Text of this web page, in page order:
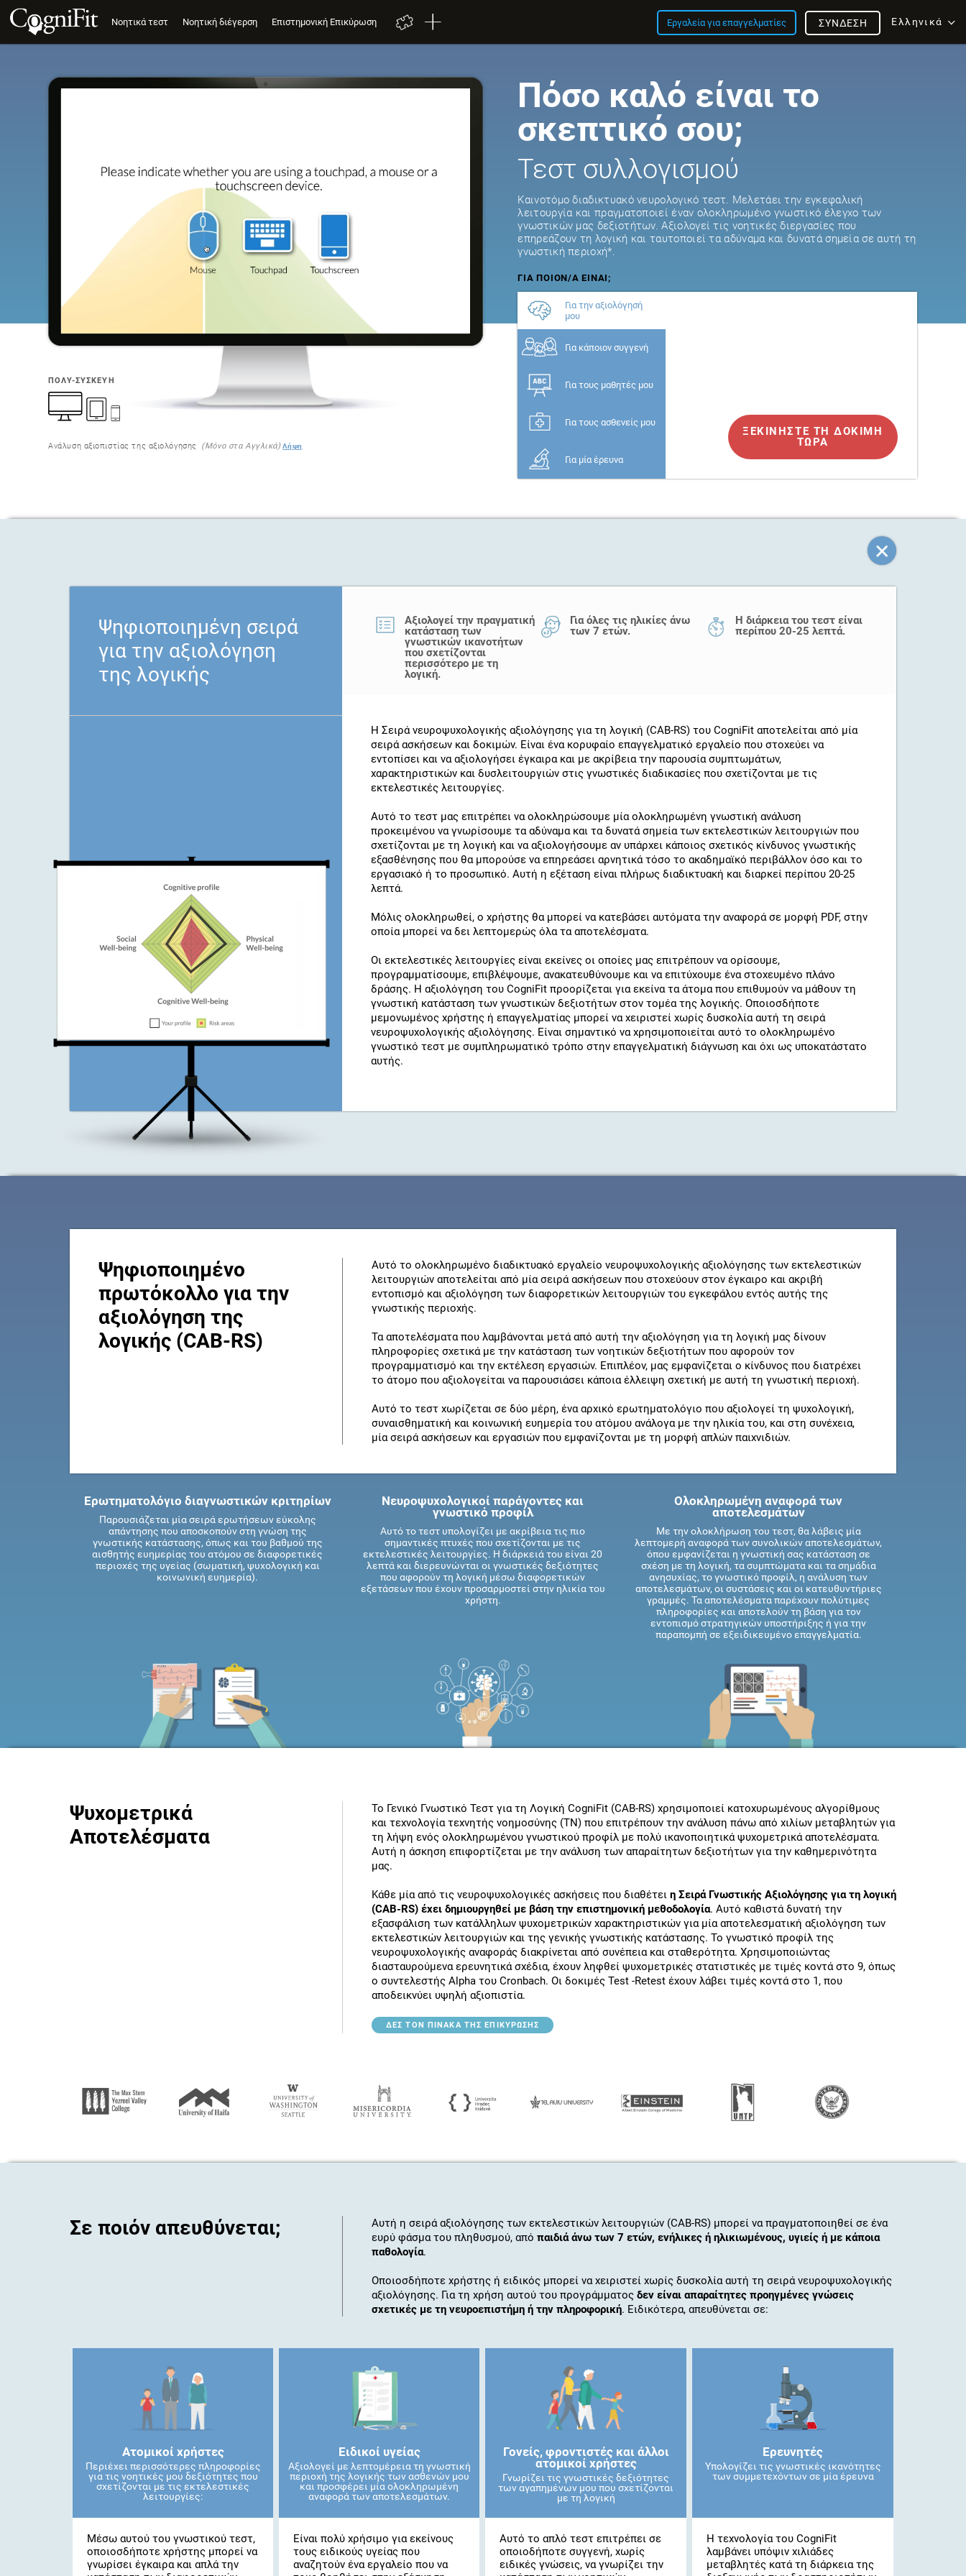
Νοητικά τεστ Νοητική διέγερση Επιστημονική Επικύρωση Εργαλεία για επαγγελματίες Ελληνικά
ΣΎΝΔΕΣΗ
ΠΟΛΥ-ΣΥΣΚΕΥΉ
Ανάλυση αξιοπιστίας της αξιολόγησης (Μόνο στα Αγγλικά) Λήψη
Πόσο καλό είναι το
σκεπτικό σου;
Τεστ συλλογισμού
Καινοτόμο διαδικτυακό νευρολογικό τεστ. Μελετάει την εγκεφαλική
λειτουργία και πραγματοποιεί έναν ολοκληρωμένο γνωστικό έλεγχο των
γνωστικών μας δεξιοτήτων. Αξιολογεί τις νοητικές διεργασίες που
επηρεάζουν τη λογική και ταυτοποιεί τα αδύναμα και δυνατά σημεία σε αυτή τη
γνωστική περιοχή*.
ΓΙΑ ΠΟΙΌΝ/Α ΕΊΝΑΙ;
Για την αξιολόγησή
μου
Για κάποιον συγγενή
Για τους μαθητές μου
Για τους ασθενείς μου
Για μία έρευνα
ΞΕΚΙΝΉΣΤΕ ΤΗ ΔΟΚΙΜΉ
ΤΏΡΑ
Ψηφιοποιημένη σειρά
για την αξιολόγηση
της λογικής
Αξιολογεί την πραγματική
κατάσταση των
γνωστικών ικανοτήτων
που σχετίζονται
περισσότερο με τη
λογική.
Για όλες τις ηλικίες άνω
των 7 ετών.
Η διάρκεια του τεστ είναι
περίπου 20-25 λεπτά.
Η Σειρά νευροψυχολογικής αξιολόγησης για τη λογική (CAB-RS) του CogniFit αποτελείται από μία
σειρά ασκήσεων και δοκιμών. Είναι ένα κορυφαίο επαγγελματικό εργαλείο που στοχεύει να
εντοπίσει και να αξιολογήσει έγκαιρα και με ακρίβεια την παρουσία συμπτωμάτων,
χαρακτηριστικών και δυσλειτουργιών στις γνωστικές διαδικασίες που σχετίζονται με τις
εκτελεστικές λειτουργίες.
Αυτό το τεστ μας επιτρέπει να ολοκληρώσουμε μία ολοκληρωμένη γνωστική ανάλυση
προκειμένου να γνωρίσουμε τα αδύναμα και τα δυνατά σημεία των εκτελεστικών λειτουργιών που
σχετίζονται με τη λογική και να αξιολογήσουμε αν υπάρχει κάποιος σχετικός κίνδυνος γνωστικής
εξασθένησης που θα μπορούσε να επηρεάσει αρνητικά τόσο το ακαδημαϊκό περιβάλλον όσο και το
εργασιακό ή το προσωπικό. Αυτή η εξέταση είναι πλήρως διαδικτυακή και διαρκεί περίπου 20-25
λεπτά.
Μόλις ολοκληρωθεί, ο χρήστης θα μπορεί να κατεβάσει αυτόματα την αναφορά σε μορφή PDF, στην
οποία μπορεί να δει λεπτομερώς όλα τα αποτελέσματα.
Οι εκτελεστικές λειτουργίες είναι εκείνες οι οποίες μας επιτρέπουν να ορίσουμε,
προγραμματίσουμε, επιβλέψουμε, ανακατευθύνουμε και να επιτύχουμε ένα στοχευμένο πλάνο
δράσης. Η αξιολόγηση του CogniFit προορίζεται για εκείνα τα άτομα που επιθυμούν να μάθουν τη
γνωστική κατάσταση των γνωστικών δεξιοτήτων στον τομέα της λογικής. Οποιοσδήποτε
μεμονωμένος χρήστης ή επαγγελματίας μπορεί να χειριστεί χωρίς δυσκολία αυτή τη σειρά
νευροψυχολογικής αξιολόγησης. Είναι σημαντικό να χρησιμοποιείται αυτό το ολοκληρωμένο
γνωστικό τεστ με συμπληρωματικό τρόπο στην επαγγελματική διάγνωση και όχι ως υποκατάστατο
αυτής.
Ψηφιοποιημένο
πρωτόκολλο για την
αξιολόγηση της
λογικής (CAB-RS)
Αυτό το ολοκληρωμένο διαδικτυακό εργαλείο νευροψυχολογικής αξιολόγησης των εκτελεστικών
λειτουργιών αποτελείται από μία σειρά ασκήσεων που στοχεύουν στον έγκαιρο και ακριβή
εντοπισμό και αξιολόγηση των διαφορετικών λειτουργιών του εγκεφάλου εντός αυτής της
γνωστικής περιοχής.
Τα αποτελέσματα που λαμβάνονται μετά από αυτή την αξιολόγηση για τη λογική μας δίνουν
πληροφορίες σχετικά με την κατάσταση των νοητικών δεξιοτήτων που αφορούν τον
προγραμματισμό και την εκτέλεση εργασιών. Επιπλέον, μας εμφανίζεται ο κίνδυνος που διατρέχει
το άτομο που αξιολογείται να παρουσιάσει κάποια έλλειψη σχετική με αυτή τη γνωστική περιοχή.
Αυτό το τεστ χωρίζεται σε δύο μέρη, ένα αρχικό ερωτηματολόγιο που αξιολογεί τη ψυχολογική,
συναισθηματική και κοινωνική ευημερία του ατόμου ανάλογα με την ηλικία του, και στη συνέχεια,
μία σειρά ασκήσεων και εργασιών που εμφανίζονται με τη μορφή απλών παιχνιδιών.
Ερωτηματολόγιο διαγνωστικών κριτηρίων
Παρουσιάζεται μία σειρά ερωτήσεων εύκολης
απάντησης που αποσκοπούν στη γνώση της
γνωστικής κατάστασης, όπως και του βαθμού της
αισθητής ευημερίας του ατόμου σε διαφορετικές
περιοχές της υγείας (σωματική, ψυχολογική και
κοινωνική ευημερία).
Νευροψυχολογικοί παράγοντες και
γνωστικό προφίλ
Αυτό το τεστ υπολογίζει με ακρίβεια τις πιο
σημαντικές πτυχές που σχετίζονται με τις
εκτελεστικές λειτουργίες. Η διάρκειά του είναι 20
λεπτά και διερευνώνται οι γνωστικές δεξιότητες
που αφορούν τη λογική μέσω διαφορετικών
εξετάσεων που έχουν προσαρμοστεί στην ηλικία του
χρήστη.
Ολοκληρωμένη αναφορά των
αποτελεσμάτων
Με την ολοκλήρωση του τεστ, θα λάβεις μία
λεπτομερή αναφορά των συνολικών αποτελεσμάτων,
όπου εμφανίζεται η γνωστική σας κατάσταση σε
σχέση με τη λογική, τα συμπτώματα και τα σημάδια
ανησυχίας, το γνωστικό προφίλ, η ανάλυση των
αποτελεσμάτων, οι συστάσεις και οι κατευθυντήριες
γραμμές. Τα αποτελέσματα παρέχουν πολύτιμες
πληροφορίες και αποτελούν τη βάση για τον
εντοπισμό στρατηγικών υποστήριξης ή για την
παραπομπή σε εξειδικευμένο επαγγελματία.
Ψυχομετρικά
Αποτελέσματα
Το Γενικό Γνωστικό Τεστ για τη Λογική CogniFit (CAB-RS) χρησιμοποιεί κατοχυρωμένους αλγορίθμους
και τεχνολογία τεχνητής νοημοσύνης (ΤΝ) που επιτρέπουν την ανάλυση πάνω από χιλίων μεταβλητών για
τη λήψη ενός ολοκληρωμένου γνωστικού προφίλ με πολύ ικανοποιητικά ψυχομετρικά αποτελέσματα.
Αυτή η άσκηση επιφορτίζεται με την ανάλυση των απαραίτητων δεξιοτήτων για την καθημερινότητα
μας.
Κάθε μία από τις νευροψυχολογικές ασκήσεις που διαθέτει η Σειρά Γνωστικής Αξιολόγησης για τη λογική
(CAB-RS) έχει δημιουργηθεί με βάση την επιστημονική μεθοδολογία. Αυτό καθιστά δυνατή την
εξασφάλιση των κατάλληλων ψυχομετρικών χαρακτηριστικών για μία αποτελεσματική αξιολόγηση των
εκτελεστικών λειτουργιών και της γενικής γνωστικής κατάστασης. Το γνωστικό προφίλ της
νευροψυχολογικής αναφοράς διακρίνεται από συνέπεια και σταθερότητα. Χρησιμοποιώντας
διασταυρούμενα ερευνητικά σχέδια, έχουν ληφθεί ψυχομετρικές στατιστικές με τιμές κοντά στο 9, όπως
ο συντελεστής Alpha του Cronbach. Οι δοκιμές Test -Retest έχουν λάβει τιμές κοντά στο 1, που
αποδεικνύει υψηλή αξιοπιστία.
ΔΕΣ ΤΟΝ ΠΊΝΑΚΑ ΤΗΣ ΕΠΙΚΎΡΩΣΗΣ
Σε ποιόν απευθύνεται;
Αυτή η σειρά αξιολόγησης των εκτελεστικών λειτουργιών (CAB-RS) μπορεί να πραγματοποιηθεί σε ένα
ευρύ φάσμα του πληθυσμού, από παιδιά άνω των 7 ετών, ενήλικες ή ηλικιωμένους, υγιείς ή με κάποια
παθολογία.
Οποιοσδήποτε χρήστης ή ειδικός μπορεί να χειριστεί χωρίς δυσκολία αυτή τη σειρά νευροψυχολογικής
αξιολόγησης. Για τη χρήση αυτού του προγράμματος δεν είναι απαραίτητες προηγμένες γνώσεις
σχετικές με τη νευροεπιστήμη ή την πληροφορική. Ειδικότερα, απευθύνεται σε:
Ατομικοί χρήστες
Περιέχει περισσότερες πληροφορίες
για τις νοητικές μου δεξιότητες που
σχετίζονται με τις εκτελεστικές
λειτουργίες:
Μέσω αυτού του γνωστικού τεστ,
οποιοσδήποτε χρήστης μπορεί να
γνωρίσει έγκαιρα και απλά την
Ειδικοί υγείας
Αξιολογεί με λεπτομέρεια τη γνωστική
περιοχή της λογικής των ασθενών μου
και προσφέρει μία ολοκληρωμένη
αναφορά των αποτελεσμάτων.
Είναι πολύ χρήσιμο για εκείνους
τους ειδικούς υγείας που
αναζητούν ένα εργαλείο που να
Γονείς, φροντιστές και άλλοι
ατομικοί χρήστες
Γνωρίζει τις γνωστικές δεξιότητες
των αγαπημένων μου που σχετίζονται
με τη λογική
Αυτό το απλό τεστ επιτρέπει σε
οποιοδήποτε συγγενή, χωρίς
ειδικές γνώσεις, να γνωρίζει την
Ερευνητές
Υπολογίζει τις γνωστικές ικανότητες
των συμμετεχόντων σε μία έρευνα
Η τεχνολογία του CogniFit
λαμβάνει υπόψιν χιλιάδες
μεταβλητές κατά τη διάρκεια της